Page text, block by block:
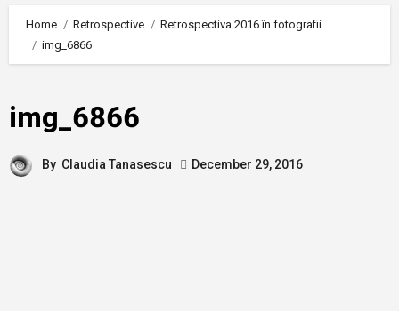
Home Retrospective
Retrospectiva 2016 în fotografii
img_6866
img_6866
By Claudia Tanasescu December 29, 2016